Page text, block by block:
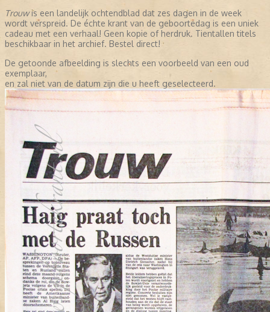
Trouwis een landelijk ochtendblad dat zes dagen in de week
wordt verspreid. De échte krant van de geboortedag is een uniek
cadeau met een verhaal! Geen kopie of herdruk. Tientallen titels
beschikbaar in het archief. Bestel direct!
De getoonde afbeelding is slechts een voorbeeld van een oud
exemplaar,
en zal niet van de datum zijn die u heeft geselecteerd.